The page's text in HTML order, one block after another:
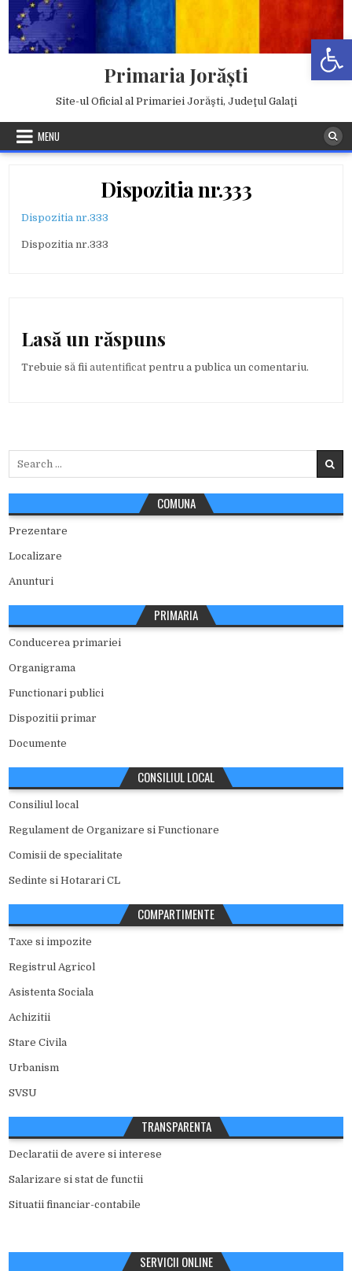
content
Primaria Jorăşti
Site-ul Oficial al Primariei Jorăşti, Judeţul Galaţi
MENU
Dispozitia nr.333
Dispozitia nr.333
Dispozitia nr.333
Lasă un răspuns
Trebuie să fiiautentificat pentru a publica un comentariu.
COMUNA
Prezentare
Localizare
Anunturi
PRIMARIA
Conducerea primariei
Organigrama
Functionari publici
Dispozitii primar
Documente
CONSILIUL LOCAL
Consiliul local
Regulament de Organizare si Functionare
Comisii de specialitate
Sedinte si Hotarari CL
COMPARTIMENTE
Taxe si impozite
Registrul Agricol
Asistenta Sociala
Achizitii
Stare Civila
Urbanism
SVSU
TRANSPARENTA
Declaratii de avere si interese
Salarizare si stat de functii
Situatii financiar-contabile
SERVICII ONLINE